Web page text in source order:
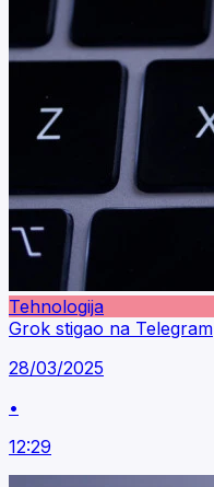
Tehnologija
Grok stigao na Telegram
28/03/2025
•
12:29